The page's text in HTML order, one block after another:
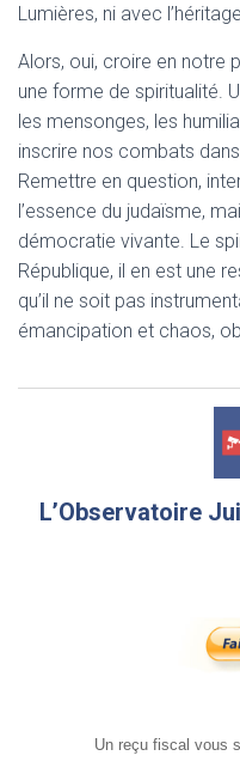
Lumières, ni avec
Alors, oui, croire en notre
une forme de spiritualité.
les mensonges, les
inscrire nos combats
Remettre en question,
l’essence du judaïsme,
démocratie vivante. Le
République, il en est une
qu’il ne soit pas
émancipation et chaos,
L’Observatoire
Un reçu fiscal vous